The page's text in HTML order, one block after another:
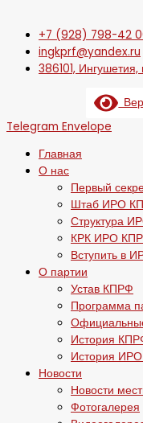
+7 (928) 798-42
ingkprf@yandex.ru
386101,
Telegram Envelope
Главная
О нас
Первый
Штаб ИРО
Структура
КРК ИРО
Вступить в
О партии
Устав КПРФ
Программа
История
История
Новости
Новости
Фотогалерея